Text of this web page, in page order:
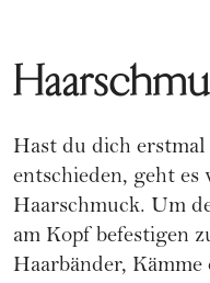
Hast du dich
entschieden, geht
Haarschmuck. Um
am Kopf befestigen
Haarbänder,